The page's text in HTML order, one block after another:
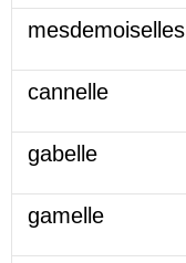
mesdemoiselles
cannelle
gabelle
gamelle